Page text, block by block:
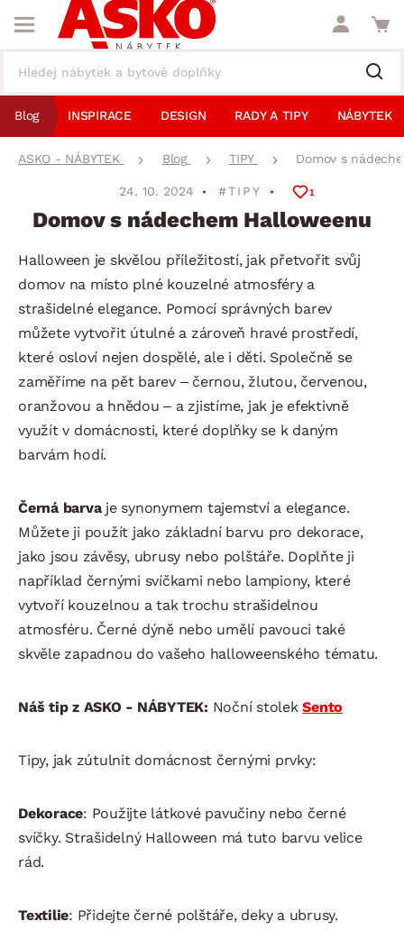
Blog INSPIRACE DESIGN RADY A TIPY NÁBYTEK
ASKO - NÁBYTEK Blog TIPY Domov s
24. 10. 2024 #TIPY 1
Domov s nádechem Halloweenu
Halloween je skvělou příležitostí, jak přetvořit svůj
domov na místo plné kouzelné atmosféry a
strašidelné elegance. Pomocí správných barev
můžete vytvořit útulné a zároveň hravé prostředí,
které osloví nejen dospělé, ale i děti. Společně se
zaměříme na pět barev – černou, žlutou, červenou,
oranžovou a hnědou – a zjistíme, jak je efektivně
využít v domácnosti, které doplňky se k daným
barvám hodí.
Černá barvaje synonymem tajemství a elegance.
Můžete ji použít jako základní barvu pro dekorace,
jako jsou závěsy, ubrusy nebo polštáře. Doplňte ji
například černými svíčkami nebo lampiony, které
vytvoří kouzelnou a tak trochu strašidelnou
atmosféru. Černé dýně nebo umělí pavouci také
skvěle zapadnou do vašeho halloweenského tématu.
Náš tip z ASKO - NÁBYTEK: Noční stolekSento
Tipy, jak zútulnit domácnost černými prvky:
Dekorace: Použijte látkové pavučiny nebo černé
svíčky. Strašidelný Halloween má tuto barvu velice
rád.
Textilie: Přidejte černé polštáře, deky a ubrusy.